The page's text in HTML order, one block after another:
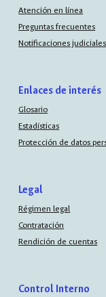
Atención en línea
Preguntas frecuentes
Notificaciones judiciales
Enlaces de interés
Glosario
Estadísticas
Protección de datos
Legal
Régimen legal
Contratación
Rendición de cuentas
Control Interno